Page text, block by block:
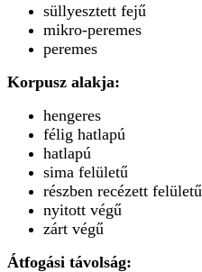
süllyesztett fejű
mikro-peremes
peremes
Korpusz alakja:
hengeres
félig hatlapú
hatlapú
sima felületű
részben recézett felületű
nyitott végű
zárt végű
Átfogási távolság: